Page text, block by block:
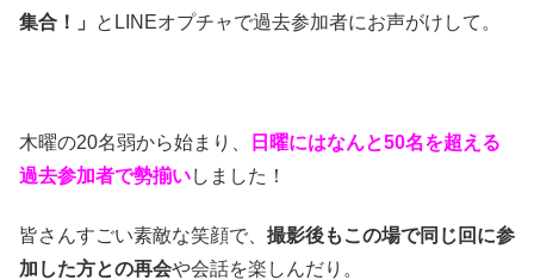
集合！」
とLINEオプチャで過去参加者にお声がけして。
木曜の20名弱から始まり、
日曜にはなんと50名を超える
過去参加者で勢揃いしました！
皆さんすごい素敵な笑顔で、 撮影後もこの場で同じ回に参
加した方との再会や会話を楽しんだり。